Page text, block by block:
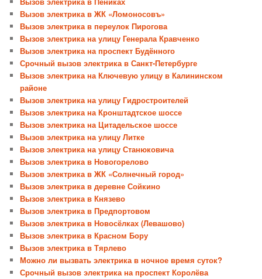
Вызов электрика в ЖК «Ломоносовъ»
Вызов электрика в переулок Пирогова
Вызов электрика на улицу Генерала Кравченко
Вызов электрика на проспект Будённого
Срочный вызов электрика в Санкт-Петербурге
Вызов электрика на Ключевую улицу в Калининском
районе
Вызов электрика на улицу Гидростроителей
Вызов электрика на Кронштадтское шоссе
Вызов электрика на Цитадельское шоссе
Вызов электрика на улицу Литке
Вызов электрика на улицу Станюковича
Вызов электрика в Новогорелово
Вызов электрика в ЖК «Солнечный город»
Вызов электрика в деревне Сойкино
Вызов электрика в Князево
Вызов электрика в Предпортовом
Вызов электрика в Новосёлках (Левашово)
Вызов электрика в Красном Бору
Вызов электрика в Тярлево
Можно ли вызвать электрика в ночное время суток?
Срочный вызов электрика на проспект Королёва